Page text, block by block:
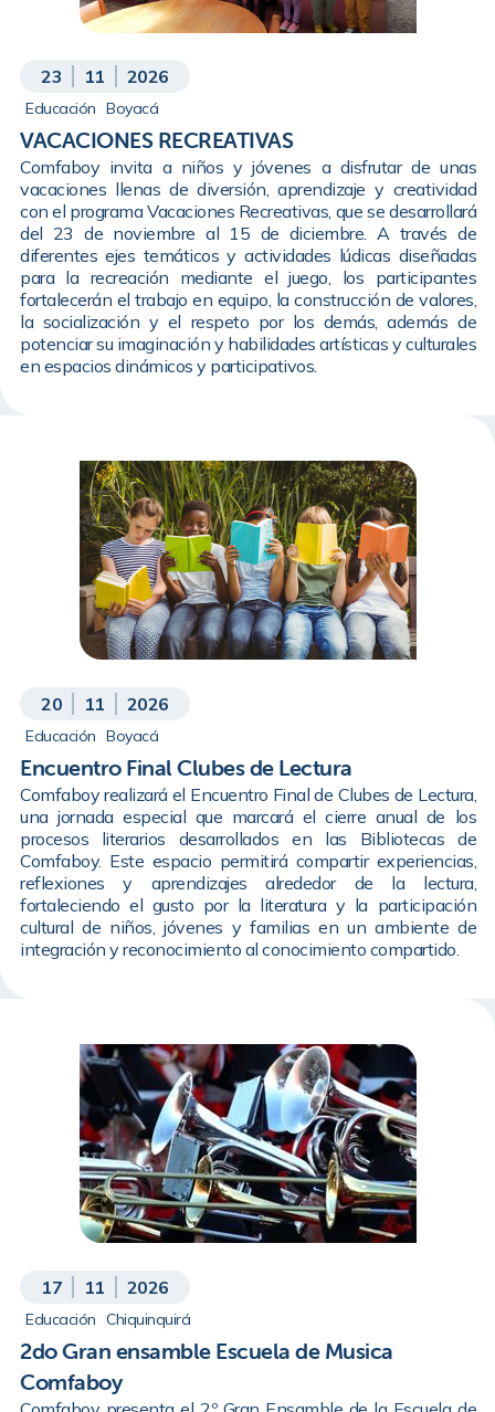
23 11 2026
Educación Boyacá
VACACIONES RECREATIVAS
Comfaboy invita a niños y jóvenes a disfrutar de unas
vacaciones llenas de diversión, aprendizaje y creatividad
con el programa Vacaciones Recreativas, que se desarrollará
del 23 de noviembre al 15 de diciembre. A través de
diferentes ejes temáticos y actividades lúdicas diseñadas
para la recreación mediante el juego, los participantes
fortalecerán el trabajo en equipo, la construcción de valores,
la socialización y el respeto por los demás, además de
potenciar su imaginación y habilidades artísticas y culturales
en espacios dinámicos y participativos.
20 11 2026
Educación Boyacá
Encuentro Final Clubes de Lectura
Comfaboy realizará el Encuentro Final de Clubes de Lectura,
una jornada especial que marcará el cierre anual de los
procesos literarios desarrollados en las Bibliotecas de
Comfaboy. Este espacio permitirá compartir experiencias,
reflexiones y aprendizajes alrededor de la lectura,
fortaleciendo el gusto por la literatura y la participación
cultural de niños, jóvenes y familias en un ambiente de
integración y reconocimiento al conocimiento compartido.
17 11 2026
Educación Chiquinquirá
2do Gran ensamble Escuela de Musica
Comfaboy